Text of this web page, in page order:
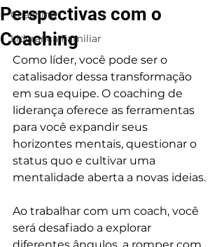
Coaching
Liderança Familiar
Perspectivas com o
Coaching
Como líder, você pode ser o
catalisador dessa transformação
em sua equipe. O coaching de
liderança oferece as ferramentas
para você expandir seus
horizontes mentais, questionar o
status quo e cultivar uma
mentalidade aberta a novas ideias.
Ao trabalhar com um coach, você
será desafiado a explorar